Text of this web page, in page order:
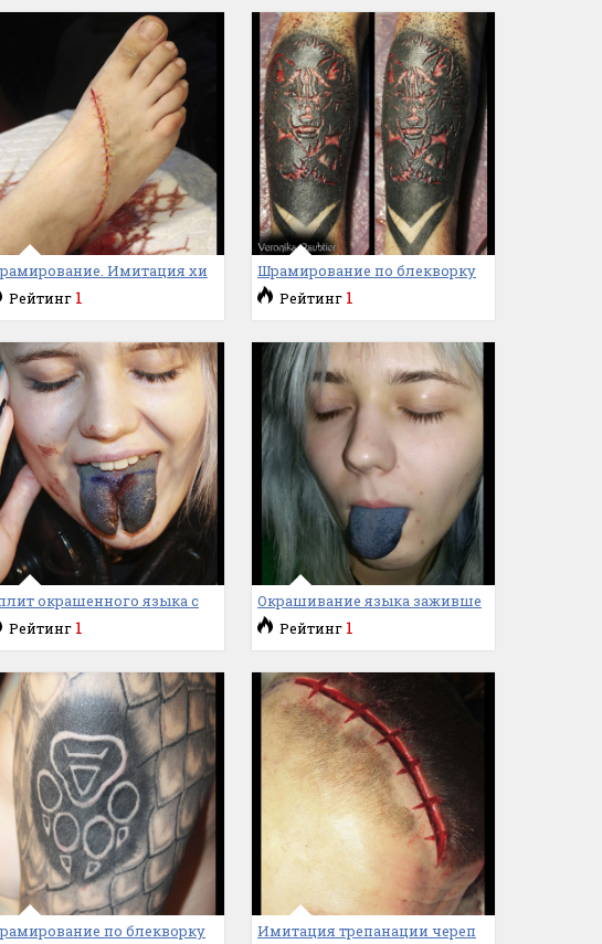
Имитация хи
Рейтинг 1
Шрамирование по блекворку
Рейтинг 1
окрашенного языка с
Рейтинг 1
Окрашивание языка заживше
Рейтинг 1
по блекворку
Имитация трепанации череп